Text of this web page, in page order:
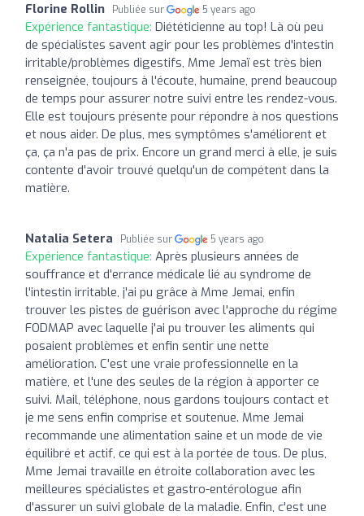
Florine Rollin Publiée sur 5 years ago
Expérience fantastique: Diététicienne au top! Là où peu
de spécialistes savent agir pour les problèmes d'intestin
irritable/problèmes digestifs, Mme Jemaï est très bien
renseignée, toujours à l'écoute, humaine, prend beaucoup
de temps pour assurer notre suivi entre les rendez-vous.
Elle est toujours présente pour répondre à nos questions
et nous aider. De plus, mes symptômes s'améliorent et
ça, ça n'a pas de prix. Encore un grand merci à elle, je suis
contente d'avoir trouvé quelqu'un de compétent dans la
matière.
Natalia Setera Publiée sur 5 years ago
Expérience fantastique: Après plusieurs années de
souffrance et d'errance médicale lié au syndrome de
l'intestin irritable, j'ai pu grâce à Mme Jemai, enfin
trouver les pistes de guérison avec l'approche du régime
FODMAP avec laquelle j'ai pu trouver les aliments qui
posaient problèmes et enfin sentir une nette
amélioration. C'est une vraie professionnelle en la
matière, et l'une des seules de la région à apporter ce
suivi. Mail, téléphone, nous gardons toujours contact et
je me sens enfin comprise et soutenue. Mme Jemai
recommande une alimentation saine et un mode de vie
équilibré et actif, ce qui est à la portée de tous. De plus,
Mme Jemai travaille en étroite collaboration avec les
meilleures spécialistes et gastro-entérologue afin
d'assurer un suivi globale de la maladie. Enfin, c'est une